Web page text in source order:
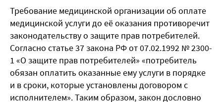
Требование медицинской организации об оплате
медицинской услуги до её оказания противоречит
законодательству о защите прав потребителей.
Согласно статье 37 закона РФ от 07.02.1992 № 2300-
1 «О защите прав потребителей» «потребитель
обязан оплатить оказанные ему услуги в порядке
и в сроки, которые установлены договором с
исполнителем». Таким образом, закон дословно